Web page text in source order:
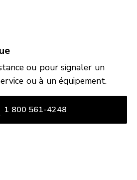
ou pour signaler un
ou à un équipement.
1 800 561-4248